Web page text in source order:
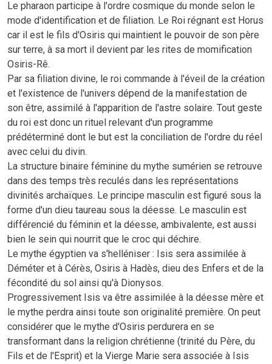
Le pharaon participe à l'ordre cosmique du monde selon le
mode d'identification et de filiation. Le Roi régnant est Horus
car il est le fils d'Osiris qui maintient le pouvoir de son père
sur terre, à sa mort il devient par les rites de momification
Osiris-Rê.
Par sa filiation divine, le roi commande à l'éveil de la création
et l'existence de l'univers dépend de la manifestation de
son être, assimilé à l'apparition de l'astre solaire. Tout geste
du roi est donc un rituel relevant d'un programme
prédéterminé dont le but est la conciliation de l'ordre du réel
avec celui du divin.
La structure binaire féminine du mythe sumérien se retrouve
dans des temps très reculés dans les représentations
divinités archaïques. Le principe masculin est figuré sous la
forme d'un dieu taureau sous la déesse. Le masculin est
différencié du féminin et la déesse, ambivalente, est aussi
bien le sein qui nourrit que le croc qui déchire.
Le mythe égyptien va s'helléniser : Isis sera assimilée à
Déméter et à Cérès, Osiris à Hadès, dieu des Enfers et de la
fécondité du sol ainsi qu'à Dionysos.
Progressivement Isis va être assimilée à la déesse mère et
le mythe perdra ainsi toute son originalité première. On peut
considérer que le mythe d'Osiris perdurera en se
transformant dans la religion chrétienne (trinité du Père, du
Fils et de l'Esprit) et la Vierge Marie sera associée à Isis